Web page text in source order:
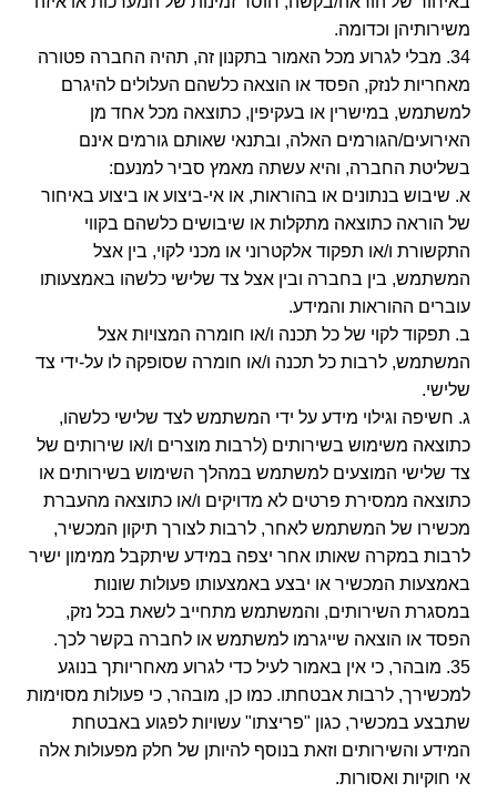
משירותיהן וכדומה.
34. מבלי לגרוע מכל האמור בתקנון זה, תהיה החברה פטורה
מאחריות לנזק, הפסד או הוצאה כלשהם העלולים להיגרם
למשתמש, במישרין או בעקיפין, כתוצאה מכל אחד מן
האירועים/הגורמים האלה, ובתנאי שאותם גורמים אינם
בשליטת החברה, והיא עשתה מאמץ סביר למנעם:
א. שיבוש בנתונים או בהוראות, או אי-ביצוע או ביצוע באיחור
של הוראה כתוצאה מתקלות או שיבושים כלשהם בקווי
התקשורת ו/או תפקוד אלקטרוני או מכני לקוי, בין אצל
המשתמש, בין בחברה ובין אצל צד שלישי כלשהו באמצעותו
עוברים ההוראות והמידע.
ב. תפקוד לקוי של כל תכנה ו/או חומרה המצויות אצל
המשתמש, לרבות כל תכנה ו/או חומרה שסופקה לו על-ידי צד
שלישי.
ג. חשיפה וגילוי מידע על ידי המשתמש לצד שלישי כלשהו,
כתוצאה משימוש בשירותים (לרבות מוצרים ו/או שירותים של
צד שלישי המוצעים למשתמש במהלך השימוש בשירותים או
כתוצאה ממסירת פרטים לא מדויקים ו/או כתוצאה מהעברת
מכשירו של המשתמש לאחר, לרבות לצורך תיקון המכשיר,
לרבות במקרה שאותו אחר יצפה במידע שיתקבל ממימון ישיר
באמצעות המכשיר או יבצע באמצעותו פעולות שונות
במסגרת השירותים, והמשתמש מתחייב לשאת בכל נזק,
הפסד או הוצאה שייגרמו למשתמש או לחברה בקשר לכך.
35. מובהר, כי אין באמור לעיל כדי לגרוע מאחריותך בנוגע
למכשירך, לרבות אבטחתו. כמו כן, מובהר, כי פעולות מסוימות
שתבצע במכשיר, כגון "פריצתו" עשויות לפגוע באבטחת
המידע והשירותים וזאת בנוסף להיותן של חלק מפעולות אלה
אי חוקיות ואסורות.